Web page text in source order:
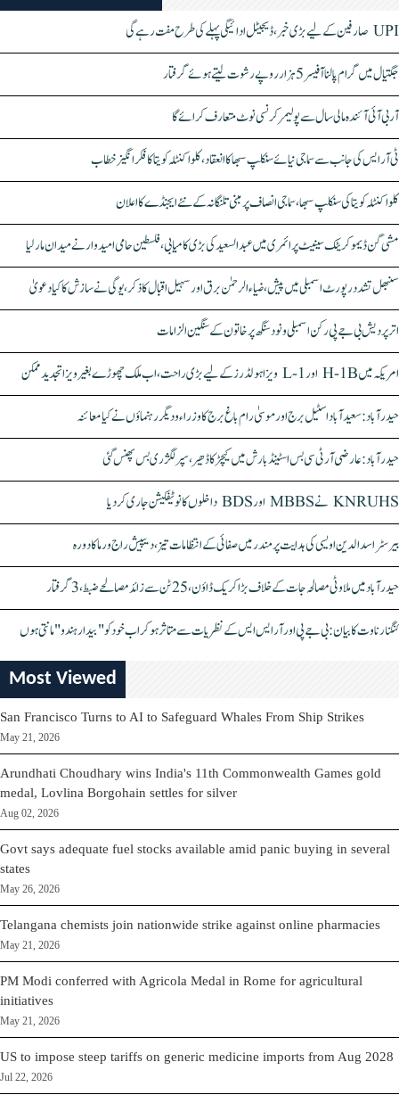
UPI صارفین کے لیے بڑی خبر، ڈیجیٹل ادائیگی پہلے کی طرح مفت رہے گی
جگتیال میں گرام پالنا آفیسر 5 ہزار روپے رشوت لیتے ہوئے گرفتار
آر بی آئی آئندہ مالی سال سے پولیمر کرنسی نوٹ متعارف کرائے گا
ٹی آر ایس کی جانب سے سماجی نیائے سنکلپ سبھا کا انعقاد، کلواکنٹلہ کویتا کا فکر انگیز خطاب
کلواکنٹلہ کویتا کی سنکلپ سبھا، سماجی انصاف پر مبنی تلنگانہ کے نئے ایجنڈے کا اعلان
مشی گن ڈیموکریٹک سینیٹ پرائمری میں عبدالسعید کی بڑی کامیابی، فلسطین حامی امیدوار نے میدان مار لیا
سنبھل تشدد رپورٹ اسمبلی میں پیش، ضیاء الرحمٰن برق اور سہیل اقبال کا ذکر، یوگی نے سازش کا کیا دعویٰ
اتر پردیش بی جے پی رکن اسمبلی ونود سنگھ پر خاتون کے سنگین الزامات
امریکہ میں H-1B اور L-1 ویزا ہولڈرز کے لیے بڑی راحت، اب ملک چھوڑے بغیر ویزا تجدید ممکن
حیدرآباد: سعیدآباد اسٹیل برج اور موسیٰ رام باغ برج کا وزراء و دیگر رہنماؤں نے کیا معائنہ
حیدرآباد: عارضی آر ٹی سی بس اسٹینڈ بارش میں کیچڑ کا ڈھیر، سپر لگژری بس پھنس گئی
KNRUHS نے MBBS اور BDS داخلوں کا نوٹیفکیشن جاری کر دیا
بیرسٹر اسدالدین اویسی کی ہدایت پر مندر میں صفائی کے انتظامات تیز، دیپیش راج ورما کا دورہ
حیدرآباد میں ملاوٹی مصالحہ جات کے خلاف بڑا کریک ڈاؤن، 25 ٹن سے زائد مصالحے ضبط، 3 گرفتار
کنگنا رناوت کا بیان: بی جے پی اور آر ایس ایس کے نظریات سے متاثر ہو کر اب خود کو "بیدار ہندو" مانتی ہوں
Most Viewed
San Francisco Turns to AI to Safeguard Whales From Ship Strikes
May 21, 2026
Arundhati Choudhary wins India's 11th Commonwealth Games gold
medal, Lovlina Borgohain settles for silver
Aug 02, 2026
Govt says adequate fuel stocks available amid panic buying in several
states
May 26, 2026
Telangana chemists join nationwide strike against online pharmacies
May 21, 2026
PM Modi conferred with Agricola Medal in Rome for agricultural
initiatives
May 21, 2026
US to impose steep tariffs on generic medicine imports from Aug 2028
Jul 22, 2026